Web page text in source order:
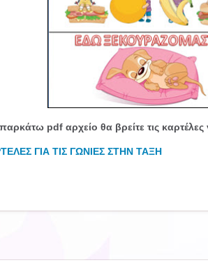
pdf αρχείο θα βρείτε τις καρτέλες
ΓΙΑ ΤΙΣ ΓΩΝΙΕΣ ΣΤΗΝ ΤΑΞΗ